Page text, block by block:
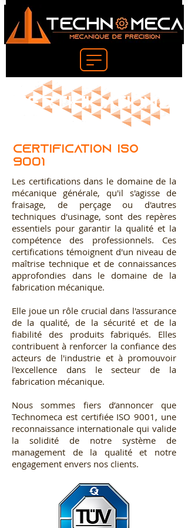
Certifications
Certification ISO
9001
Les certifications dans le domaine de la
mécanique générale, qu'il s'agisse de
fraisage, de perçage ou d'autres
techniques d'usinage, sont des repères
essentiels pour garantir la qualité et la
compétence des professionnels. Ces
certifications témoignent d'un niveau de
maîtrise technique et de connaissances
approfondies dans le domaine de la
fabrication mécanique.
Elle joue un rôle crucial dans l'assurance
de la qualité, de la sécurité et de la
fiabilité des produits fabriqués. Elles
contribuent à renforcer la confiance des
acteurs de l'industrie et à promouvoir
l'excellence dans le secteur de la
fabrication mécanique.
Nous sommes fiers d’annoncer que
Technomeca est certifiée ISO 9001, une
reconnaissance internationale qui valide
la solidité de notre système de
management de la qualité et notre
engagement envers nos clients.